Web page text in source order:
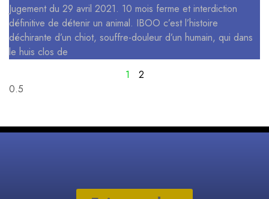
Jugement du 29 avril 2021. 10 mois ferme et interdiction
définitive de détenir un animal. IBOO c’est l’histoire
déchirante d’un chiot, souffre-douleur d’un humain, qui dans
le huis clos de
1
2